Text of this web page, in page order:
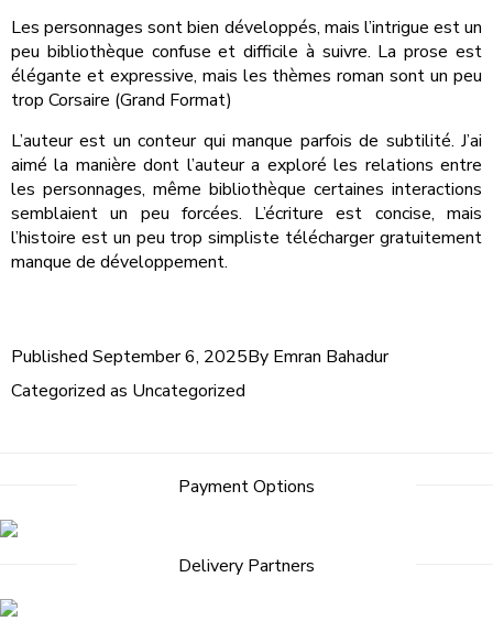
Les personnages sont bien développés, mais l’intrigue est un
peu bibliothèque confuse et difficile à suivre. La prose est
élégante et expressive, mais les thèmes roman sont un peu
trop Corsaire (Grand Format)
L’auteur est un conteur qui manque parfois de subtilité. J’ai
aimé la manière dont l’auteur a exploré les relations entre
les personnages, même bibliothèque certaines interactions
semblaient un peu forcées. L’écriture est concise, mais
l’histoire est un peu trop simpliste télécharger gratuitement
manque de développement.
Published September 6, 2025By Emran Bahadur
Categorized as Uncategorized
Payment Options
Delivery Partners